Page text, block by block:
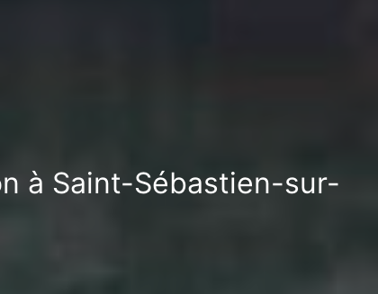
à Saint-Sébastien-sur-